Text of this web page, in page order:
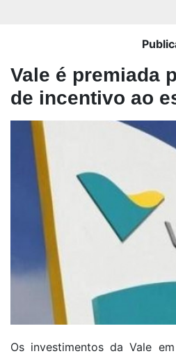
Vale é premiada
de incentivo ao
Os investimentos da Vale